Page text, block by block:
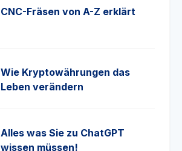
CNC-Fräsen von A-Z erklärt
Wie Kryptowährungen das
Leben verändern
Alles was Sie zu ChatGPT
wissen müssen!